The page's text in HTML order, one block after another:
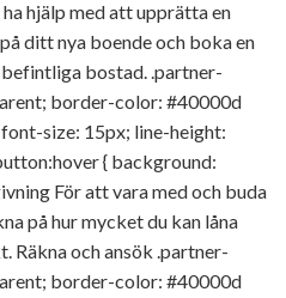
hjälp med att upprätta en
ditt nya boende och boka en
bostad. .partner-
border-color: #40000d
size: 15px; line-height:
{ background:
För att vara med och buda
på hur mycket du kan låna
Räkna och ansök .partner-
border-color: #40000d